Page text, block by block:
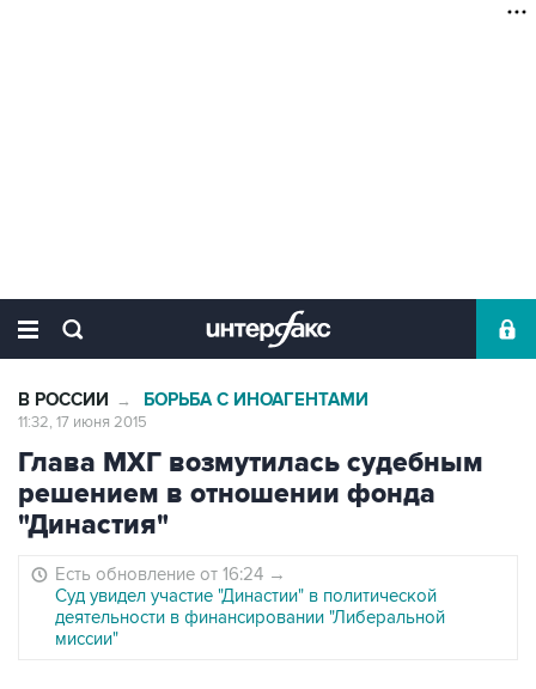
В РОССИИ → БОРЬБА С ИНОАГЕНТАМИ
11:32, 17 июня 2015
Глава МХГ возмутилась судебным
решением в отношении фонда
"Династия"
Есть обновление от 16:24 →
Суд увидел участие "Династии" в политической
деятельности в финансировании "Либеральной
миссии"